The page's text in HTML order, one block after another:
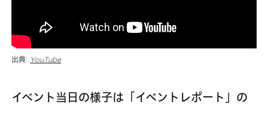
出典: YouTube
イベント当日の様子は「イベントレポート」の